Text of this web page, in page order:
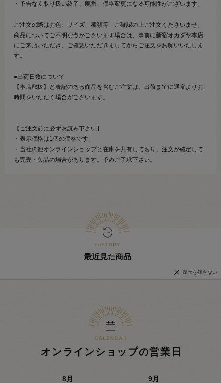
・予告なく取り扱い終了、廃番、価格変更になる可能性がございます。
ご注文の際はお色、サイズ、種類等、ご確認の上ご注文くださいませ。
商品についてご不明な点がございます場合は、事前に新宿オカダヤ本店
にご来店いただき、ご確認いただきましてからご注文をお願いいたしま
す。
●出荷日数について
【本店取扱】と表記のある商品を含むご注文は、出荷までに通常よりお
時間をいただく場合がございます。
【ご注文前に必ずお読み下さい】
・表示価格は1個の価格です。
・当社の他オンラインショップと在庫を共有しており、注文が確定して
も完売・欠品の場合があります。予めご了承下さい。
最近見た商品
履歴を残さない
オンラインショップの営業日
8月 9月